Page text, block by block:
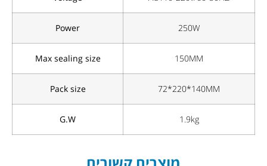
Power 250W
Max sealing size 150MM
Pack size 72*220*140MM
G.W 1.9kg